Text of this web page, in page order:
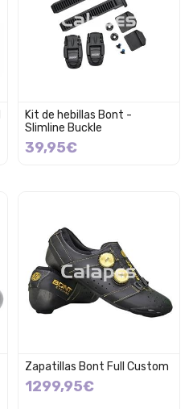
Kit de hebillas Bont -
Slimline Buckle
39,95€
Zapatillas Bont Full Custom
1299,95€